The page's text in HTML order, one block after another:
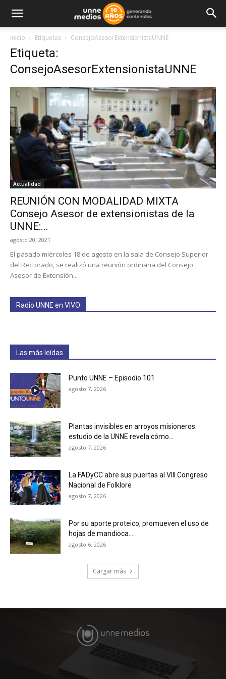
Inicio Etiquetas ConsejoAsesorExtensionistaUNNE
Etiqueta:
ConsejoAsesorExtensionistaUNNE
Actualidad
REUNIÓN CON MODALIDAD MIXTA
Consejo Asesor de extensionistas de la
UNNE:...
agosto 20, 2021
El pasado miércoles 18 de agosto en la sala de Consejo Superior
del Rectorado, se realizó una reunión ordinaria del Consejo
Asesor de Extensión...
Radio UNNE en VIVO
Las más leídas
Punto UNNE – Episodio 101
agosto 7, 2026
Plantas invisibles en arroyos misioneros:
estudio de la UNNE revela cómo...
agosto 7, 2026
La FADyCC abre sus puertas al VIII Congreso
Nacional de Folklore
agosto 7, 2026
Por su aporte proteico, promueven el uso de
hojas de mandioca...
agosto 6, 2026
Cargar más